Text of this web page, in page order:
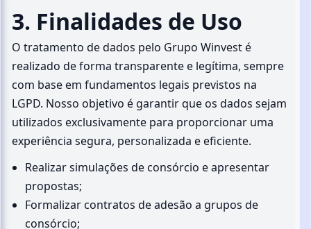
3. Finalidades de Uso
O tratamento de dados pelo Grupo Winvest é
realizado de forma transparente e legítima, sempre
com base em fundamentos legais previstos na
LGPD. Nosso objetivo é garantir que os dados sejam
utilizados exclusivamente para proporcionar uma
experiência segura, personalizada e eficiente.
Realizar simulações de consórcio e apresentar
propostas;
Formalizar contratos de adesão a grupos de
consórcio;